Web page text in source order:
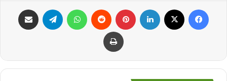
فيسبوك لينكدإن بينتيريست واتساب تيلقرام
طباعة